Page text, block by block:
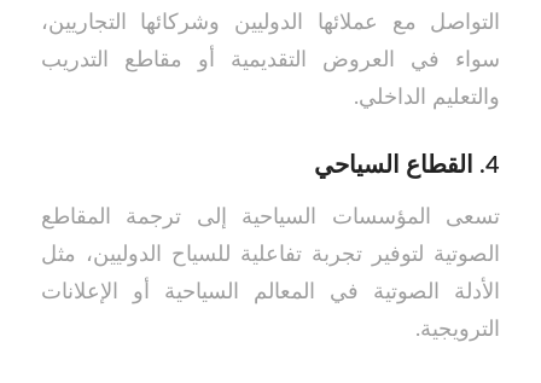
التواصل مع عملائها الدوليين وشركائها التجاريين،
سواء في العروض التقديمية أو مقاطع التدريب
والتعليم الداخلي.
4. القطاع السياحي
تسعى المؤسسات السياحية إلى ترجمة المقاطع
الصوتية لتوفير تجربة تفاعلية للسياح الدوليين، مثل
الأدلة الصوتية في المعالم السياحية أو الإعلانات
الترويجية.